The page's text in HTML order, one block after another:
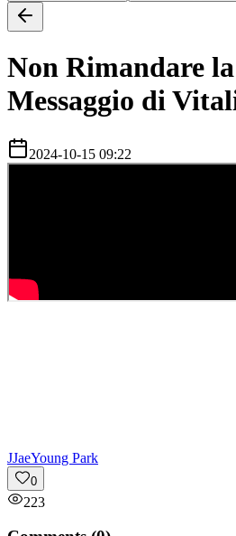
Non Rimandare
Messaggio di
2024-10-15 09:22
JJaeYoung Park
0
223